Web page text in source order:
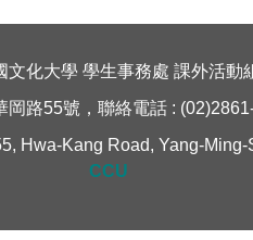
文化大學 學生事務處 課外活動
路55號，聯絡電話 :
Hwa-Kang Road, Yang-
CCU